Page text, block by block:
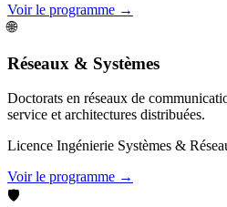
Voir le programme →
🌐
Réseaux & Systèmes
Doctorats en réseaux de
service et architectures distribuées.
Licence Ingénierie Systèmes &
Voir le programme →
🛡️